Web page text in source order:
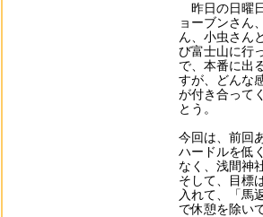
昨日の日曜
ョーブンさん
ん、小虫さん
び富士山に行
で、本番に出
すが、どんな
が付き合って
とう。
今回は、前回
ハードルを低
なく、浅間神
そして、目標
入れて、「馬
で休憩を除い